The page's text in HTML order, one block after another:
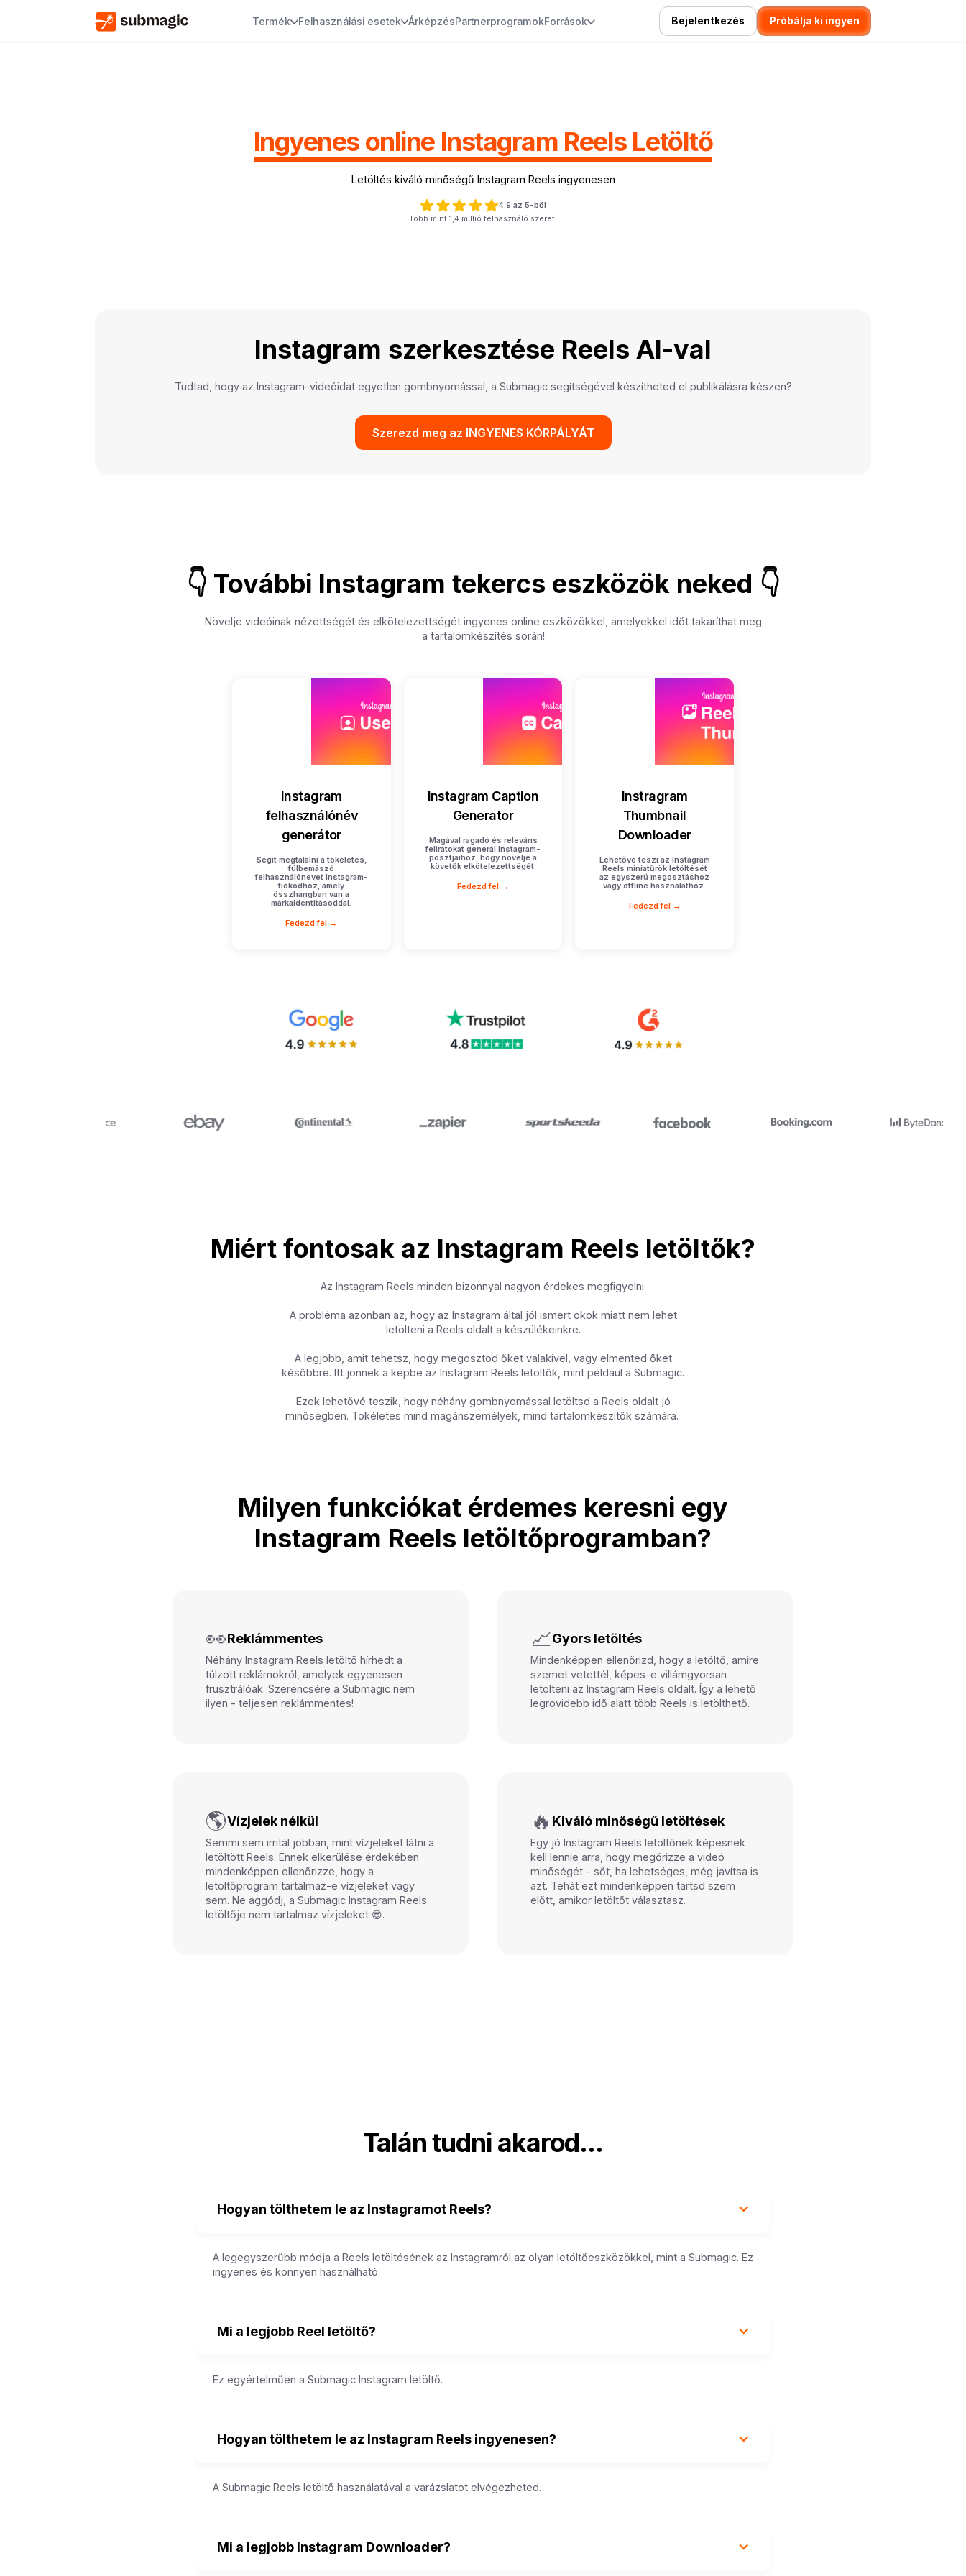
Termék Felhasználási esetek ÁrképzésPartnerprogramokForrások Bejelentkezés Próbálja ki ingyen
Ingyenes online Instagram Reels Letöltő
Letöltés kiváló minőségű Instagram Reels ingyenesen
4.9 az 5-ből
Több mint 1,4 millió felhasználó szereti
Instagram szerkesztése Reels AI-val
Tudtad, hogy az Instagram-videóidat egyetlen gombnyomással, a Submagic segítségével készítheted el publikálásra készen?
Szerezd meg az INGYENES KÓRPÁLYÁT
👇 További Instagram tekercs eszközök neked 👇
Növelje videóinak nézettségét és elkötelezettségét ingyenes online eszközökkel, amelyekkel időt takaríthat meg
a tartalomkészítés során!
Instagram
felhasználónév
generátor
Segít megtalálni a tökéletes,
fülbemászó
felhasználónevet Instagram-
fiókodhoz, amely
összhangban van a
márkaidentitásoddal.
Fedezd fel →
Instagram Caption
Generator
Magával ragadó és releváns
feliratokat generál Instagram-
posztjaihoz, hogy növelje a
követők elkötelezettségét.
Fedezd fel →
Instragram
Thumbnail
Downloader
Lehetővé teszi az Instagram
Reels miniatűrök letöltését
az egyszerű megosztáshoz
vagy offline használathoz.
Fedezd fel →
Miért fontosak az Instagram Reels letöltők?
Az Instagram Reels minden bizonnyal nagyon érdekes megfigyelni.
A probléma azonban az, hogy az Instagram által jól ismert okok miatt nem lehet
letölteni a Reels oldalt a készülékeinkre.
A legjobb, amit tehetsz, hogy megosztod őket valakivel, vagy elmented őket
későbbre. Itt jönnek a képbe az Instagram Reels letöltők, mint például a Submagic.
Ezek lehetővé teszik, hogy néhány gombnyomással letöltsd a Reels oldalt jó
minőségben. Tökéletes mind magánszemélyek, mind tartalomkészítők számára.
Milyen funkciókat érdemes keresni egy
Instagram Reels letöltőprogramban?
👀Reklámmentes
Néhány Instagram Reels letöltő hírhedt a
túlzott reklámokról, amelyek egyenesen
frusztrálóak. Szerencsére a Submagic nem
ilyen - teljesen reklámmentes!
📈Gyors letöltés
Mindenképpen ellenőrizd, hogy a letöltő, amire
szemet vetettél, képes-e villámgyorsan
letölteni az Instagram Reels oldalt. Így a lehető
legrövidebb idő alatt több Reels is letölthető.
🌎Vízjelek nélkül
Semmi sem irritál jobban, mint vízjeleket látni a
letöltött Reels. Ennek elkerülése érdekében
mindenképpen ellenőrizze, hogy a
letöltőprogram tartalmaz-e vízjeleket vagy
sem. Ne aggódj, a Submagic Instagram Reels
letöltője nem tartalmaz vízjeleket 😎.
🔥 Kiváló minőségű letöltések
Egy jó Instagram Reels letöltőnek képesnek
kell lennie arra, hogy megőrizze a videó
minőségét - sőt, ha lehetséges, még javítsa is
azt. Tehát ezt mindenképpen tartsd szem
előtt, amikor letöltőt választasz.
Talán tudni akarod...
Hogyan tölthetem le az Instagramot Reels?
A legegyszerűbb módja a Reels letöltésének az Instagramról az olyan letöltőeszközökkel, mint a Submagic. Ez
ingyenes és könnyen használható.
Mi a legjobb Reel letöltő?
Ez egyértelműen a Submagic Instagram letöltő.
Hogyan tölthetem le az Instagram Reels ingyenesen?
A Submagic Reels letöltő használatával a varázslatot elvégezheted.
Mi a legjobb Instagram Downloader?